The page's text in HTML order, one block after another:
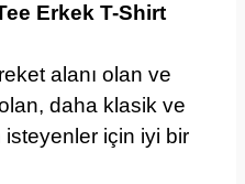
Erkek T-Shirt
alanı olan ve
daha klasik ve
için iyi bir